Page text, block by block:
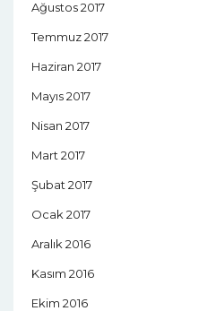
Ağustos 2017
Temmuz 2017
Haziran 2017
Mayıs 2017
Nisan 2017
Mart 2017
Şubat 2017
Ocak 2017
Aralık 2016
Kasım 2016
Ekim 2016